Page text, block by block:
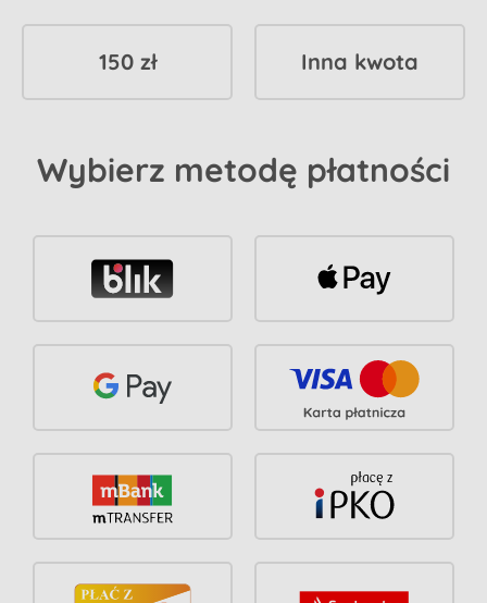
150 zł Inna kwota
Wybierz metodę płatności